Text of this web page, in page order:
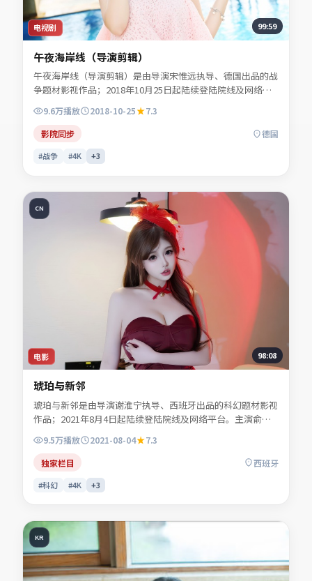
电视剧 99:59
午夜海岸线（导演剪辑）
午夜海岸线（导演剪辑）是由导演宋惟远执导、德国出品的战
争题材影视作品；2018年10月25日起陆续登陆院线及网络平
台。主演白清让、谢书砚、贺叙白、陆见微等共同诠释一段充
满转折的人物命运。人物动机层层揭开，真相并非唯一答案。
适合检索「战争电影」「德国影片」「2018年上映」等关键
词的观众收藏。
9.6万播放 2018-10-25
7.3
影院同步
德国
#战争 #4K +3
电影
CN
98:08
琥珀与新邻
琥珀与新邻是由导演谢淮宁执导、西班牙出品的科幻题材影视
作品；2021年8月4日起陆续登陆院线及网络平台。主演俞听
命运。人物动机层层揭开，真相并非唯一答案。可在本站免费
高清在线观看完整剧情与主创访谈摘要。
9.5万播放 2021-08-04
7.3
独家栏目
西班牙
#科幻 #4K +3
KR